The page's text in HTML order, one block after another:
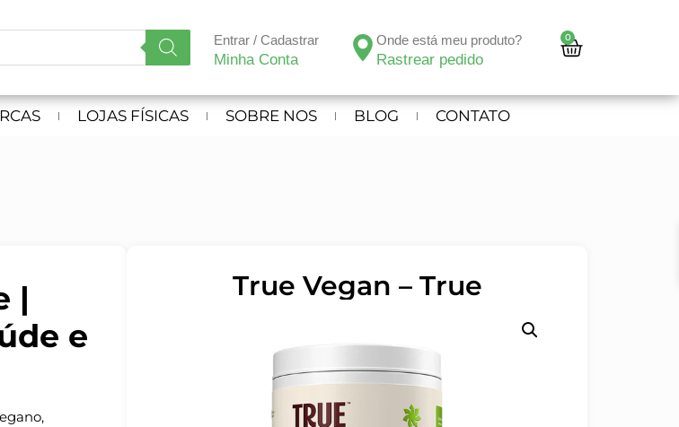
Entrar / Cadastrar
Minha Conta
Onde está meu produto?
Rastrear pedido
0
LOJAS FÍSICAS SOBRE NOS BLOG CONTATO
|
e
True Vegan – True